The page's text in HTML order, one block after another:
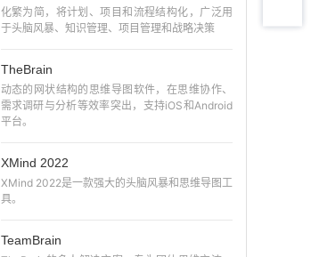
化繁为简，将计划、项目和流程结构化，广泛用
于头脑风暴、知识管理、项目管理和战略决策
TheBrain
动态的网状结构的思维导图软件，在思维协作、
需求调研与分析等效率突出，支持iOS和Android
平台。
XMind 2022
XMind 2022是一款强大的头脑风暴和思维导图工
具。
TeamBrain